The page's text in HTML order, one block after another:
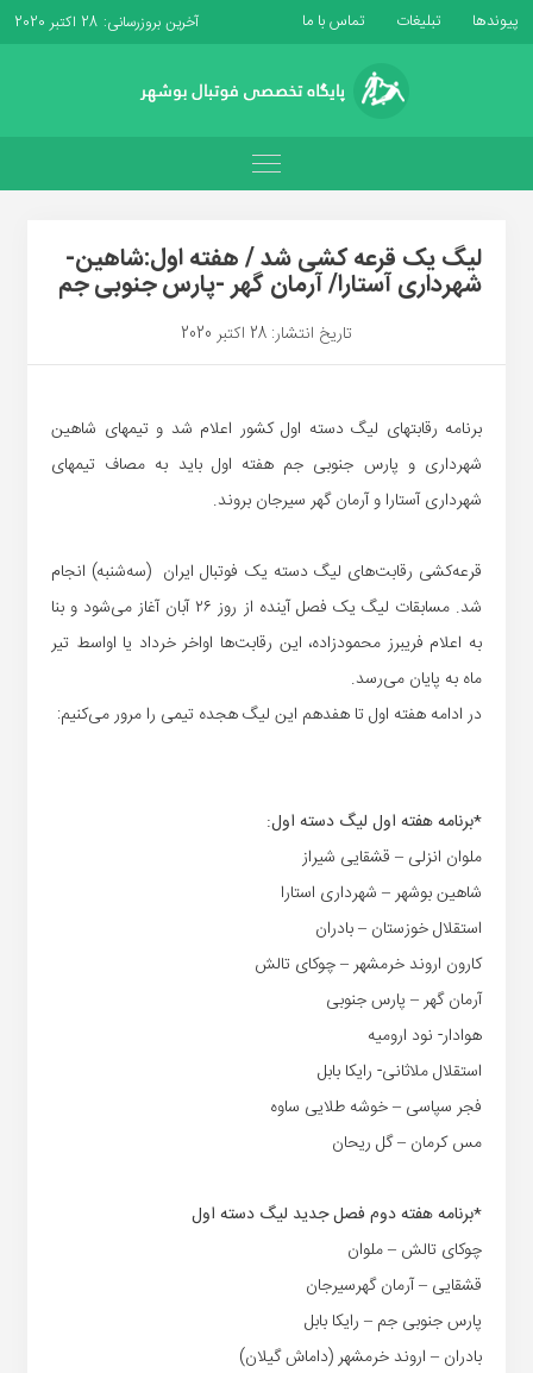
پیوندها تبلیغات تماس با ما آخرین بروزرسانی: 28 اکتبر 2020
لیگ یک قرعه کشی شد / هفته اول:شاهین-
شهرداری آستارا/ آرمان گهر -پارس جنوبی جم
تاریخ انتشار: 28 اکتبر 2020
برنامه رقابتهای لیگ دسته اول کشور اعلام شد و تیمهای شاهین
شهرداری و پارس جنوبی جم هفته اول باید به مصاف تیمهای
شهرداری آستارا و آرمان گهر سیرجان بروند.
قرعه‌کشی رقابت‌های لیگ دسته یک فوتبال ایران (سه‌شنبه) انجام
شد. مسابقات لیگ یک فصل آینده از روز ۲۶ آبان آغاز می‌شود و بنا
به اعلام فریبرز محمودزاده، این رقابت‌ها اواخر خرداد یا اواسط تیر
ماه به پایان می‌رسد.
در ادامه هفته اول تا هفدهم این لیگ هجده تیمی را مرور می‌کنیم:
*برنامه هفته اول لیگ دسته اول:
ملوان انزلی – قشقایی شیراز
شاهین بوشهر – شهرداری استارا
استقلال خوزستان – بادران
کارون اروند خرمشهر – چوکای تالش
آرمان گهر – پارس جنوبی
هوادار- نود ارومیه
استقلال ملاثانی- رایکا بابل
فجر سپاسی – خوشه طلایی ساوه
مس کرمان – گل ریحان
*برنامه هفته دوم فصل جدید لیگ دسته اول
چوکای تالش – ملوان
قشقایی – آرمان گهرسیرجان
پارس جنوبی جم – رایکا بابل
بادران – اروند خرمشهر (داماش گیلان)